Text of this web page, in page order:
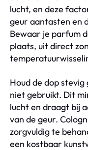
lucht, en deze
geur aantasten en
Bewaar je parfum
plaats, uit direct
Houd de dop
niet gebruikt. Dit
lucht en draagt bij
van de geur.
zorgvuldig te
een kostbaar